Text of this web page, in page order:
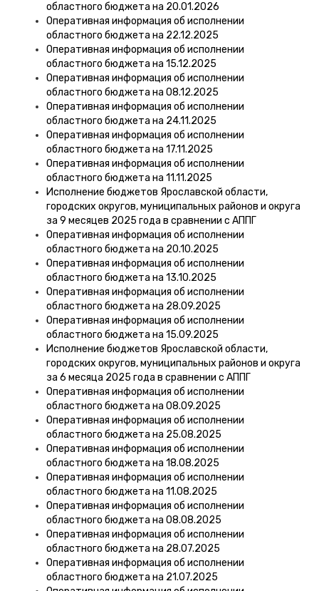
областного бюджета на 20.01.2026
Оперативная информация об исполнении
областного бюджета на 22.12.2025
Оперативная информация об исполнении
областного бюджета на 15.12.2025
Оперативная информация об исполнении
областного бюджета на 08.12.2025
Оперативная информация об исполнении
областного бюджета на 24.11.2025
Оперативная информация об исполнении
областного бюджета на 17.11.2025
Оперативная информация об исполнении
областного бюджета на 11.11.2025
Исполнение бюджетов Ярославской области,
городских округов, муниципальных районов и округа
за 9 месяцев 2025 года в сравнении с АППГ
Оперативная информация об исполнении
областного бюджета на 20.10.2025
Оперативная информация об исполнении
областного бюджета на 13.10.2025
Оперативная информация об исполнении
областного бюджета на 28.09.2025
Оперативная информация об исполнении
областного бюджета на 15.09.2025
Исполнение бюджетов Ярославской области,
городских округов, муниципальных районов и округа
за 6 месяца 2025 года в сравнении с АППГ
Оперативная информация об исполнении
областного бюджета на 08.09.2025
Оперативная информация об исполнении
областного бюджета на 25.08.2025
Оперативная информация об исполнении
областного бюджета на 18.08.2025
Оперативная информация об исполнении
областного бюджета на 11.08.2025
Оперативная информация об исполнении
областного бюджета на 08.08.2025
Оперативная информация об исполнении
областного бюджета на 28.07.2025
Оперативная информация об исполнении
областного бюджета на 21.07.2025